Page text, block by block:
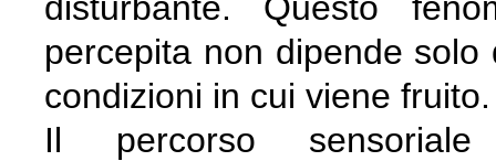
percepita non dipende
condizioni in cui viene fruito.
Il percorso